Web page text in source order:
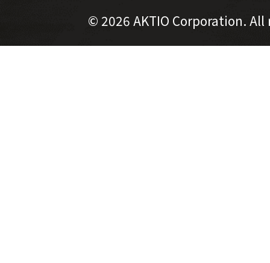
© 2026 AKTIO Corporation.